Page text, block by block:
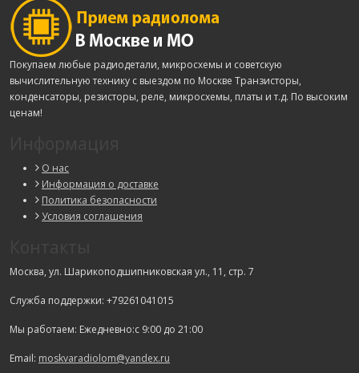
Покупаем любые радиодетали, микросхемы и советскую
вычислительную технику с выездом по Москве Транзисторы,
конденсаторы, резисторы, реле, микросхемы, платы и т.д. По высоким
ценам!
О нас
Информация о доставке
Политика безопасности
Условия соглашения
Москва, ул. Шарикоподшипниковская ул., 11, стр. 7
Служба поддержки: +79261041015
Мы работаем: Ежедневно:с 9:00 до 21:00
Email: moskvaradiolom@yandex.ru